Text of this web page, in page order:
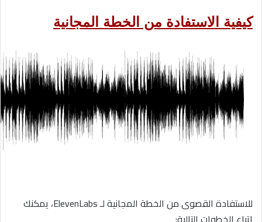
كيفية الاستفادة من الخطة المجانية
للاستفادة القصوى من الخطة المجانية لـ ElevenLabs، يمكنك